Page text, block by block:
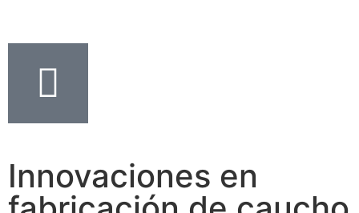
Innovaciones en